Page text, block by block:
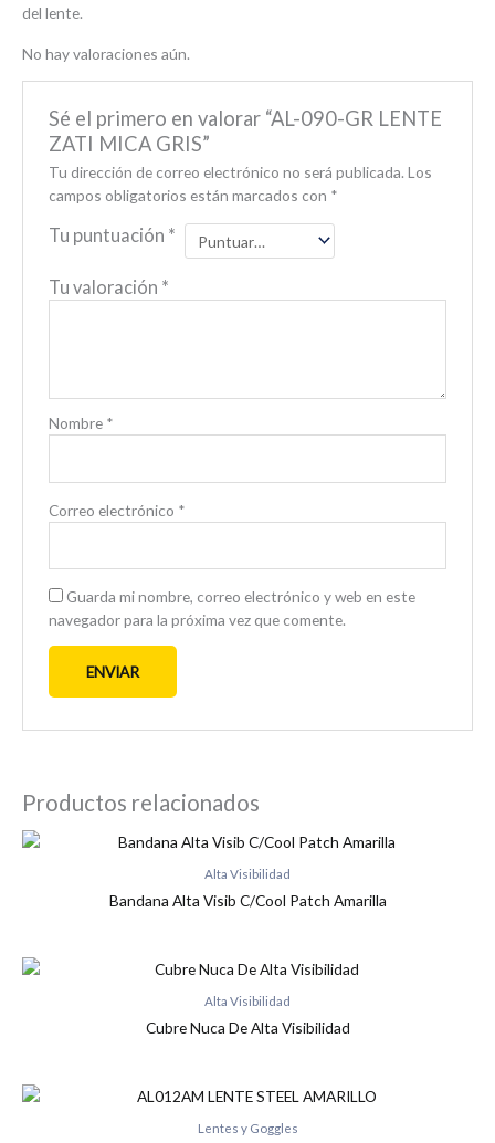
del lente.
No hay valoraciones aún.
Sé el primero en valorar “AL-090-GR LENTE
ZATI MICA GRIS”
Tu dirección de correo electrónico no será publicada. Los
campos obligatorios están marcados con *
Tu puntuación *
Tu valoración *
Nombre *
Correo electrónico *
Guarda mi nombre, correo electrónico y web en este
navegador para la próxima vez que comente.
Productos relacionados
Alta Visibilidad
Bandana Alta Visib C/Cool Patch Amarilla
Alta Visibilidad
Cubre Nuca De Alta Visibilidad
Lentes y Goggles